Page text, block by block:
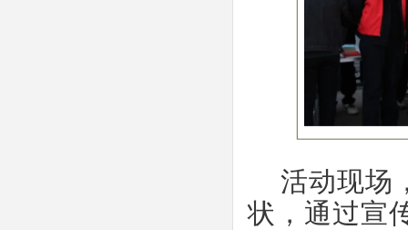
活动现场
状，通过宣